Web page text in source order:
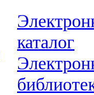
каталог